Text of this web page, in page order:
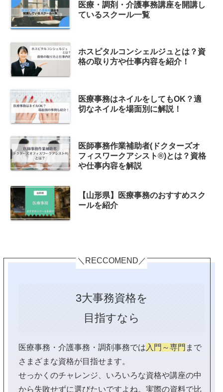
医療・調剤・介護事務講座を開講し
ているスクール一覧
ホスピタルコンシェルジュとは？資
格の取り方や仕事内容を紹介！
医療事務はネイルをしてもOK？適
切なネイルを場面別に解説！
医師事務作業補助者(ドクターズオ
フィスワークアシスト®)とは？資格
や仕事内容を解説
【山形県】医療事務のおすすめスク
ールを紹介
＼RECCOMEND／
3大事務資格を
目指すなら
医療事務・介護事務・調剤事務では 入門～専門 まで
さまざまな資格が目指せます。
せっかくのチャレンジ、いろいろな資格や講座の中
から失敗せずに選びたいですよね。実際の資料で比